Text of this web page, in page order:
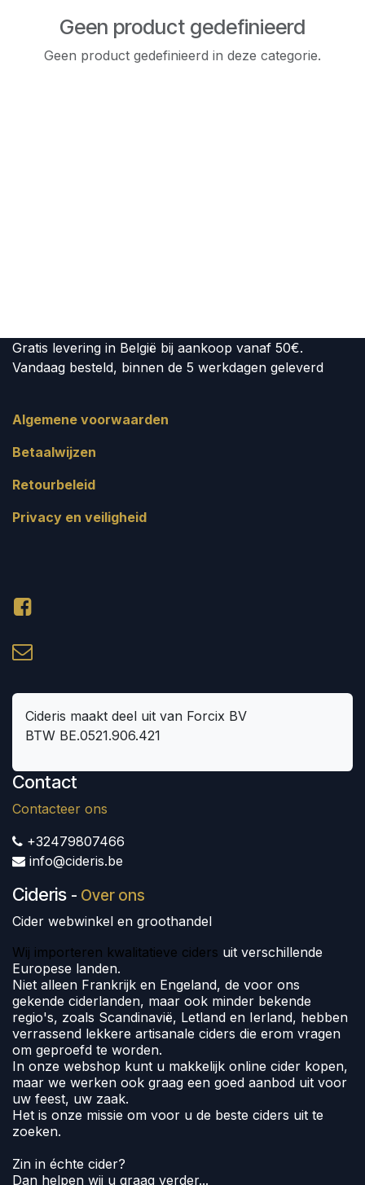
Geen product gedefinieerd
Geen product gedefinieerd in deze categorie.
Gratis levering in België bij aankoop vanaf 50€.
Vandaag besteld, binnen de 5 werkdagen geleverd
Algemene voorwaarden
Betaalwijzen
Retourbeleid
Privacy en veiligheid
Cideris maakt deel uit van Forcix BV
BTW BE.0521.906.421
Contact
Contacteer ons
+32479807466
info@cideris.be
Cideris - Over ons
Cider webwinkel en groothandel
Wij importeren kwalitatieve ciders uit verschillende
Europese landen.
Niet alleen Frankrijk en Engeland, de voor ons
gekende ciderlanden, maar ook minder bekende
regio's, zoals Scandinavië, Letland en Ierland, hebben
verrassend lekkere artisanale ciders die erom vragen
om geproefd te worden.
In onze webshop kunt u makkelijk online cider kopen,
maar we werken ook graag een goed aanbod uit voor
uw feest, uw zaak.
Het is onze missie om voor u de beste ciders uit te
zoeken.
Zin in échte cider?
Dan helpen wij u graag verder...